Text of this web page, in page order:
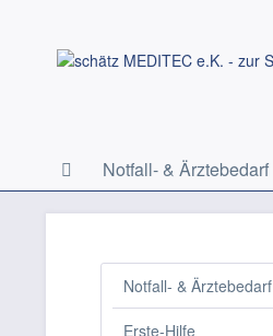
Notfall- & Ärztebedarf
Notfall- & Ärztebedarf
Erste-Hilfe